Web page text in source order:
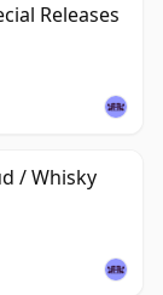
Releases
/ Whisky